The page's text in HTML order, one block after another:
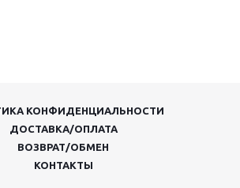
КОНФИДЕНЦИАЛЬНОСТИ
ДОСТАВКА/ОПЛАТА
ВОЗВРАТ/ОБМЕН
КОНТАКТЫ